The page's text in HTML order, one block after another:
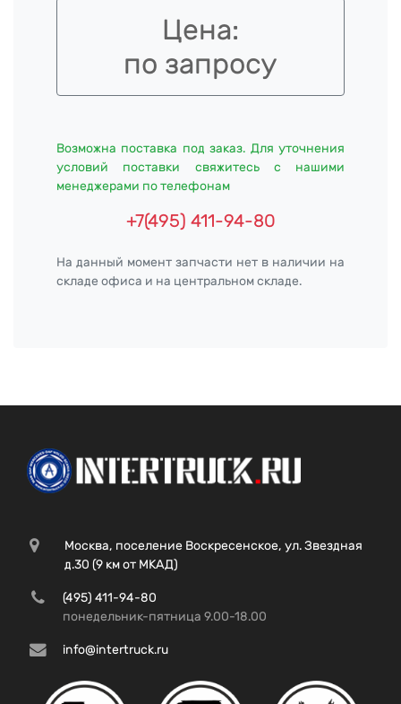
Цена:
по запросу
Возможна поставка под заказ. Для уточнения
условий поставки свяжитесь с нашими
менеджерами по телефонам
+7(495) 411-94-80
На данный момент запчасти нет в наличии на
складе офиса и на центральном складе.
Москва, поселение Воскресенское, ул. Звездная
д.30 (9 км от МКАД)
(495) 411-94-80
понедельник-пятница 9.00-18.00
info@intertruck.ru